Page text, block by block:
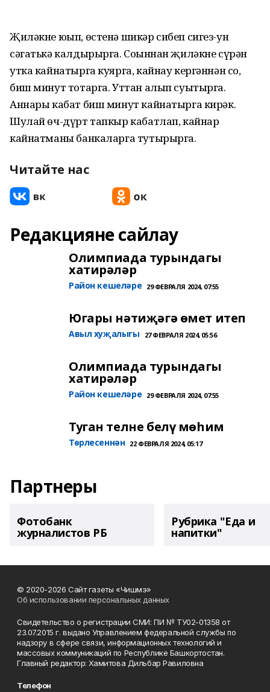
Җиләкне юып, өстенә шикәр сибеп сигез-ун
сәгатькә калдырырга. Соңыннан җиләкне сүрән
утка кайнатырга куярга, кайнау кергәннән соң,
биш минут тотарга. Уттан алып суытырга.
Аннары кабат биш минут кайнатырга кирәк.
Шулай өч-дүрт тапкыр кабатлап, кайнар
кайнатманы банкаларга тутырырга.
Читайте нас
Редакцияне сайлау
Олимпиада турындагы
хатирәләр
Район кешеләре 29 ФЕВРАЛЯ 2024, 07:55
Югары нәтиҗәгә өмет итеп
Авыл хуҗалыгы 27 ФЕВРАЛЯ 2024, 05:56
Олимпиада турындагы
хатирәләр
Район кешеләре 29 ФЕВРАЛЯ 2024, 07:55
Туган телне белү мөһим
Төрлесеннән 22 ФЕВРАЛЯ 2024, 05:17
Партнеры
Фотобанк
журналистов РБ
Рубрика "Еда и
напитки"
© 2020-2026 Сайт газеты «Чишмэ»
Об использовании персональных данных
Свидетельство о регистрации СМИ: ПИ № ТУ02-01358 от
23.07.2015 г. выдано Управлением федеральной службы по
надзору в сфере связи, информационных технологий и
массовых коммуникаций по Республике Башкортостан.
Главный редактор: Хамитова Дильбар Равиловна
Телефон